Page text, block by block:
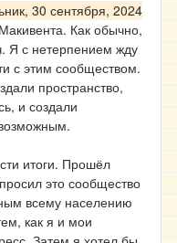
30 сентября, 2024
Как обычно,
Я с нетерпением жду
с этим сообществом.
пространство,
и создали
итоги. Прошёл
это сообщество
всему населению
как я и мои